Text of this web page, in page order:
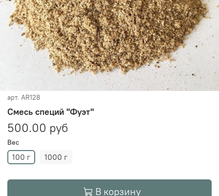
арт. AR128
Смесь специй "Фуэт"
500.00 руб
Вес
100 г 1000 г
В корзину